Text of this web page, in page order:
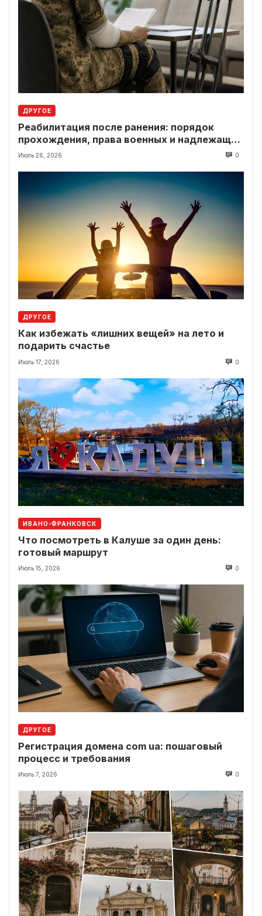
ДРУГОЕ
Реабилитация после ранения: порядок
прохождения, права военных и надлежащие
выплаты
Июль 26, 2026 0
ДРУГОЕ
Как избежать «лишних вещей» на лето и
подарить счастье
Июль 17, 2026 0
ИВАНО-ФРАНКОВСК
Что посмотреть в Калуше за один день:
готовый маршрут
Июль 15, 2026 0
ДРУГОЕ
Регистрация домена com ua: пошаговый
процесс и требования
Июль 7, 2026 0